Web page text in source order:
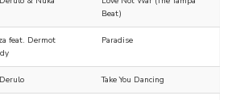
Beat)
feat. Dermot
Paradise
Take You Dancing